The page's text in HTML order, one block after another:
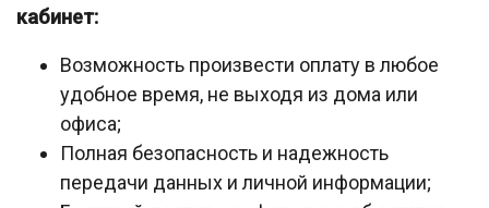
кабинет:
Возможность произвести оплату в любое
удобное время, не выходя из дома или
офиса;
Полная безопасность и надежность
передачи данных и личной информации;